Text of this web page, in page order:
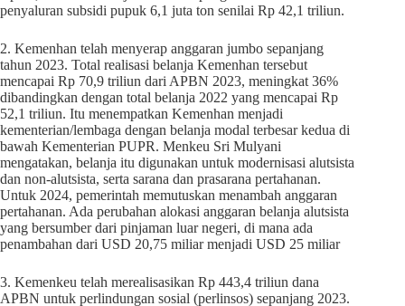
penyaluran subsidi pupuk 6,1 juta ton senilai Rp 42,1 triliun.
2. Kemenhan telah menyerap anggaran jumbo sepanjang
tahun 2023. Total realisasi belanja Kemenhan tersebut
mencapai Rp 70,9 triliun dari APBN 2023, meningkat 36%
dibandingkan dengan total belanja 2022 yang mencapai Rp
52,1 triliun. Itu menempatkan Kemenhan menjadi
kementerian/lembaga dengan belanja modal terbesar kedua di
bawah Kementerian PUPR. Menkeu Sri Mulyani
mengatakan, belanja itu digunakan untuk modernisasi alutsista
dan non-alutsista, serta sarana dan prasarana pertahanan.
Untuk 2024, pemerintah memutuskan menambah anggaran
pertahanan. Ada perubahan alokasi anggaran belanja alutsista
yang bersumber dari pinjaman luar negeri, di mana ada
penambahan dari USD 20,75 miliar menjadi USD 25 miliar
3. Kemenkeu telah merealisasikan Rp 443,4 triliun dana
APBN untuk perlindungan sosial (perlinsos) sepanjang 2023.